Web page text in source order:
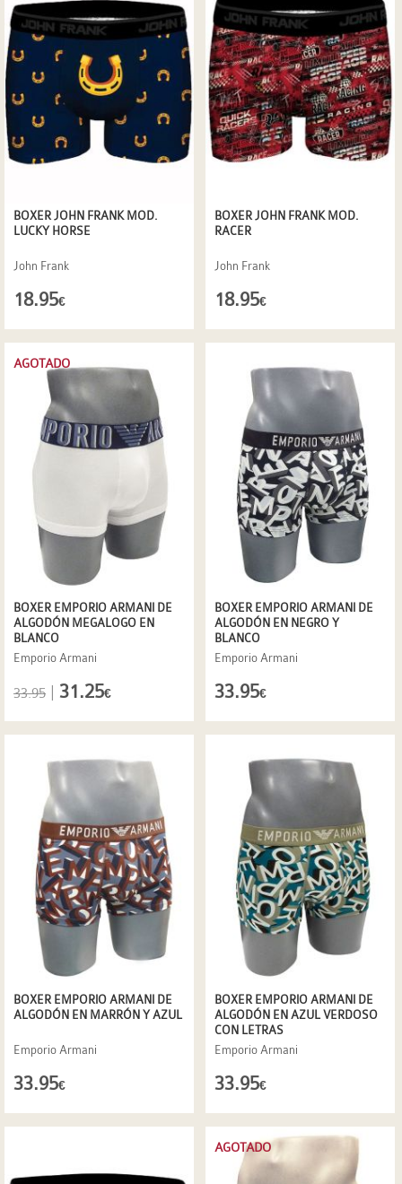
BOXER JOHN FRANK MOD.
LUCKY HORSE
John Frank
18.95€
BOXER JOHN FRANK MOD.
RACER
John Frank
18.95€
BOXER EMPORIO ARMANI DE
ALGODÓN MEGALOGO EN
BLANCO
Emporio Armani
AGOTADO
33.95 | 31.25€
BOXER EMPORIO ARMANI DE
ALGODÓN EN NEGRO Y
BLANCO
Emporio Armani
33.95€
BOXER EMPORIO ARMANI DE
ALGODÓN EN MARRÓN Y AZUL
Emporio Armani
33.95€
BOXER EMPORIO ARMANI DE
ALGODÓN EN AZUL VERDOSO
CON LETRAS
Emporio Armani
33.95€
AGOTADO